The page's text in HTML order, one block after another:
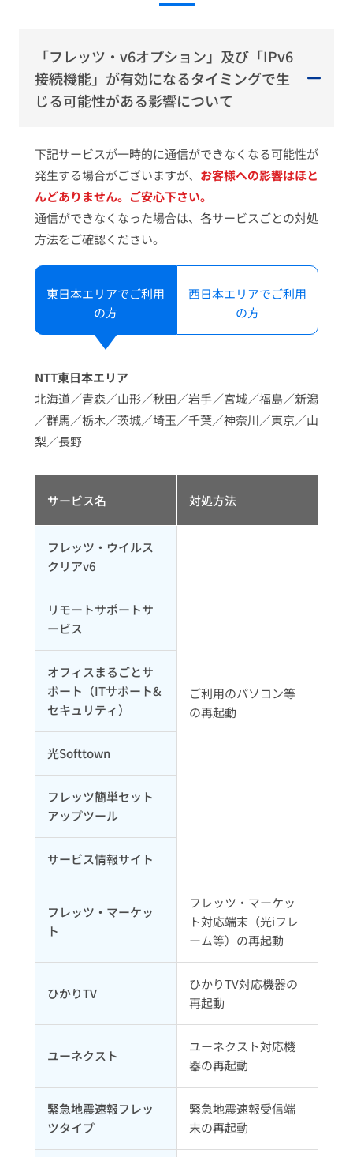
「フレッツ・v6オプション」及び「IPv6
接続機能」が有効になるタイミングで生
じる可能性がある影響について
下記サービスが一時的に通信ができなくなる可能性が
発生する場合がございますが、 お客様への影響はほと
んどありません。ご安心下さい。
通信ができなくなった場合は、各サービスごとの対処
方法をご確認ください。
東日本エリアでご利用
の方
西日本エリアでご利用
の方
NTT東日本エリア
北海道／青森／山形／秋田／岩手／宮城／福島／新潟
／群馬／栃木／茨城／埼玉／千葉／神奈川／東京／山
梨／長野
サービス名 対処方法
フレッツ・ウイルス
クリアv6
ご利用のパソコン等
の再起動
リモートサポートサ
ービス
オフィスまるごとサ
ポート（ITサポート&
セキュリティ）
光Softtown
フレッツ簡単セット
アップツール
サービス情報サイト
フレッツ・マーケッ
ト
フレッツ・マーケッ
ト対応端末（光iフレ
ーム等）の再起動
ひかりTV
ひかりTV対応機器の
再起動
ユーネクスト
ユーネクスト対応機
器の再起動
緊急地震速報フレッ
ツタイプ
緊急地震速報受信端
末の再起動